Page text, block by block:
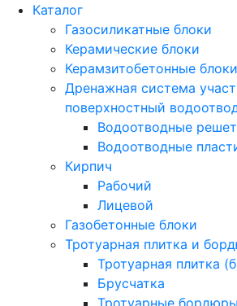
Каталог
Газосиликатные блоки
Керамические блоки
Керамзитобетонные блоки
Дренажная система
поверхностный
Водоотводные
Водоотводные
Кирпич
Рабочий
Лицевой
Газобетонные блоки
Тротуарная плитка и
Тротуарная плитка
Брусчатка
Тротуарные